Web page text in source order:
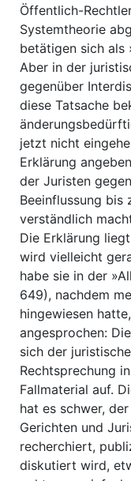
Öffentlich-
Systemtheorie
betätigen sich als
Aber in der
gegenüber
diese Tatsache
jetzt nicht
Erklärung
der Juristen
Beeinflussung bis
verständlich
Die Erklärung
wird vielleicht
habe sie in der
649), nachdem
hingewiesen
angesprochen:
sich der
Rechtsprechung
Fallmaterial auf.
hat es schwer,
Gerichten und
recherchiert,
diskutiert wird,